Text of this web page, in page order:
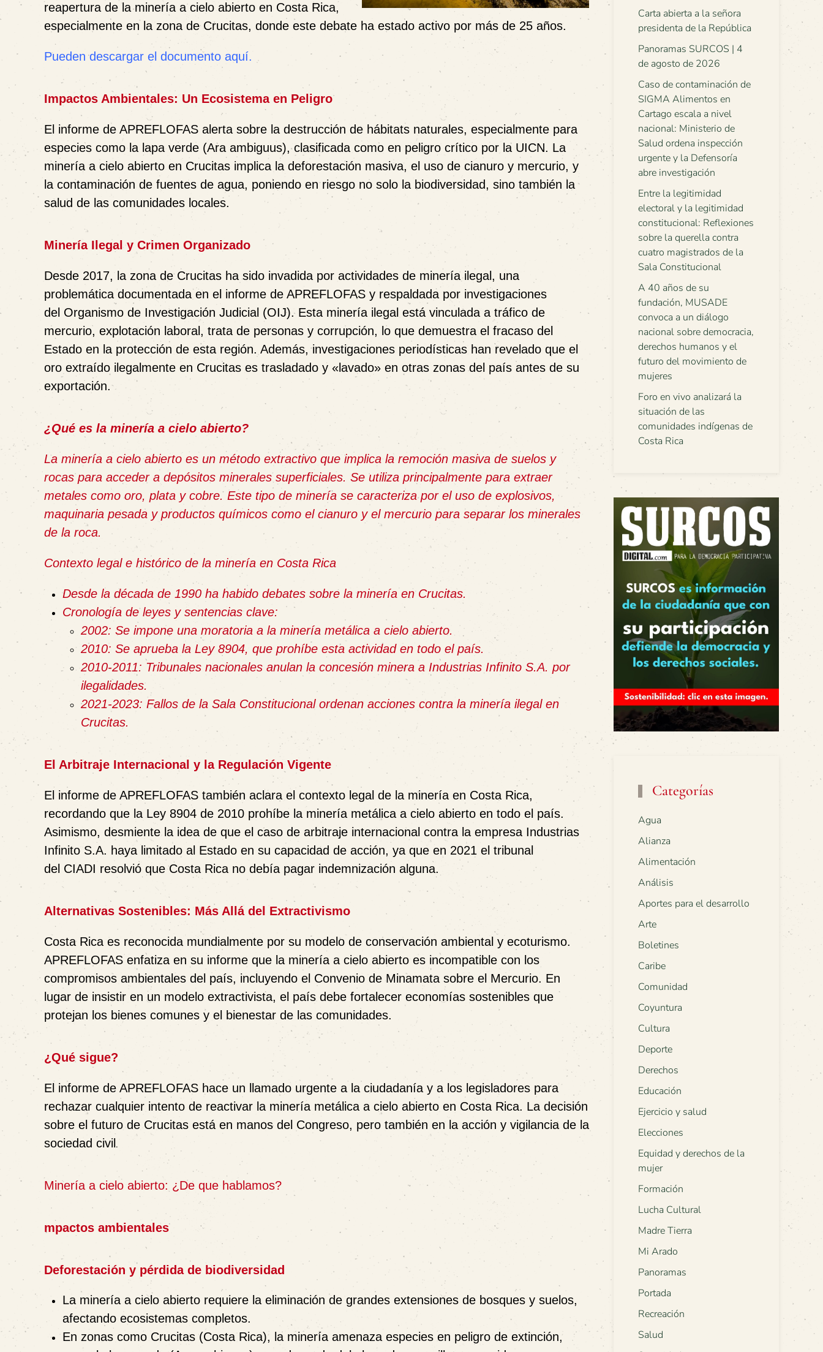
reapertura de la minería a cielo abierto en Costa Rica,
especialmente en la zona de Crucitas, donde este debate ha estado activo por más de 25 años.
Pueden descargar el documento aquí.
Impactos Ambientales: Un Ecosistema en Peligro
El informe de APREFLOFAS alerta sobre la destrucción de hábitats naturales, especialmente para
especies como la lapa verde (Ara ambiguus), clasificada como en peligro crítico por la UICN. La
minería a cielo abierto en Crucitas implica la deforestación masiva, el uso de cianuro y mercurio, y
la contaminación de fuentes de agua, poniendo en riesgo no solo la biodiversidad, sino también la
salud de las comunidades locales.
Minería Ilegal y Crimen Organizado
Desde 2017, la zona de Crucitas ha sido invadida por actividades de minería ilegal , una
problemática documentada en el informe de APREFLOFAS y respaldada por investigaciones
del Organismo de Investigación Judicial (OIJ). Esta minería ilegal está vinculada a tráfico de
mercurio, explotación laboral, trata de personas y corrupción, lo que demuestra el fracaso del
Estado en la protección de esta región. Además, investigaciones periodísticas han revelado que el
oro extraído ilegalmente en Crucitas es trasladado y «lavado» en otras zonas del país antes de su
exportación.
¿Qué es la minería a cielo abierto?
La minería a cielo abierto es un método extractivo que implica la remoción masiva de suelos y
rocas para acceder a depósitos minerales superficiales. Se utiliza principalmente para extraer
metales como oro, plata y cobre. Este tipo de minería se caracteriza por el uso de explosivos,
maquinaria pesada y productos químicos como el cianuro y el mercurio para separar los minerales
de la roca.
Contexto legal e histórico de la minería en Costa Rica
Desde la década de 1990 ha habido debates sobre la minería en Crucitas.
Cronología de leyes y sentencias clave:
2002: Se impone una moratoria a la minería metálica a cielo abierto.
2010: Se aprueba la Ley 8904, que prohíbe esta actividad en todo el país.
2010-2011: Tribunales nacionales anulan la concesión minera a Industrias Infinito S.A. por
ilegalidades.
2021-2023: Fallos de la Sala Constitucional ordenan acciones contra la minería ilegal en
Crucitas.
El Arbitraje Internacional y la Regulación Vigente
El informe de APREFLOFAS también aclara el contexto legal de la minería en Costa Rica,
recordando que la Ley 8904 de 2010 prohíbe la minería metálica a cielo abierto en todo el país.
Asimismo, desmiente la idea de que el caso de arbitraje internacional contra la empresa Industrias
Infinito S.A. haya limitado al Estado en su capacidad de acción, ya que en 2021 el tribunal
del CIADI resolvió que Costa Rica no debía pagar indemnización alguna.
Alternativas Sostenibles: Más Allá del Extractivismo
Costa Rica es reconocida mundialmente por su modelo de conservación ambiental y ecoturismo.
APREFLOFAS enfatiza en su informe que la minería a cielo abierto es incompatible con los
compromisos ambientales del país, incluyendo el Convenio de Minamata sobre el Mercurio. En
lugar de insistir en un modelo extractivista, el país debe fortalecer economías sostenibles que
protejan los bienes comunes y el bienestar de las comunidades.
¿Qué sigue?
El informe de APREFLOFAS hace un llamado urgente a la ciudadanía y a los legisladores para
rechazar cualquier intento de reactivar la minería metálica a cielo abierto en Costa Rica. La decisión
sobre el futuro de Crucitas está en manos del Congreso, pero también en la acción y vigilancia de la
sociedad civil .
Minería a cielo abierto: ¿De que hablamos?
mpactos ambientales
Deforestación y pérdida de biodiversidad
La minería a cielo abierto requiere la eliminación de grandes extensiones de bosques y suelos,
afectando ecosistemas completos.
En zonas como Crucitas (Costa Rica), la minería amenaza especies en peligro de extinción,
Carta abierta a la señora
presidenta de la República
Panoramas SURCOS | 4
de agosto de 2026
Caso de contaminación de
SIGMA Alimentos en
Cartago escala a nivel
nacional: Ministerio de
Salud ordena inspección
urgente y la Defensoría
abre investigación
Entre la legitimidad
electoral y la legitimidad
constitucional: Reflexiones
sobre la querella contra
cuatro magistrados de la
Sala Constitucional
A 40 años de su
fundación, MUSADE
convoca a un diálogo
nacional sobre democracia,
derechos humanos y el
futuro del movimiento de
mujeres
Foro en vivo analizará la
situación de las
comunidades indígenas de
Costa Rica
Categorías
Agua
Alianza
Alimentación
Análisis
Aportes para el desarrollo
Arte
Boletines
Caribe
Comunidad
Coyuntura
Cultura
Deporte
Derechos
Educación
Ejercicio y salud
Elecciones
Equidad y derechos de la
mujer
Formación
Lucha Cultural
Madre Tierra
Mi Arado
Panoramas
Portada
Recreación
Salud